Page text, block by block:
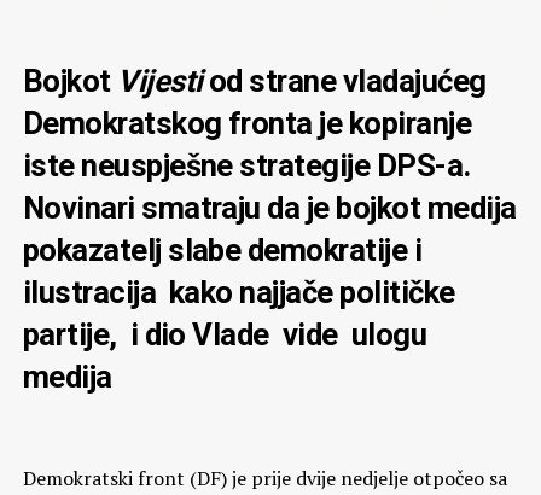
Bojkot Vijestiod strane vladajućeg
Demokratskog fronta je kopiranje
iste neuspješne strategije DPS-a.
Novinari smatraju da je bojkot medija
pokazatelj slabe demokratije i
ilustracija kako najjače političke
partije, i dio Vlade vide ulogu
medija
Demokratski front (DF) je prije dvije nedjelje otpočeo sa